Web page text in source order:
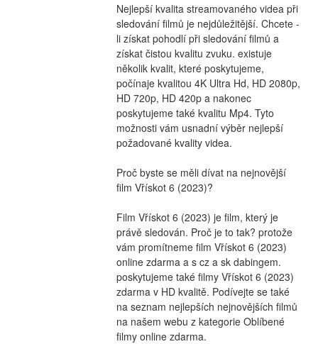
Nejlepší kvalita streamovaného videa při
sledování filmů je nejdůležitější. Chcete -
li získat pohodlí při sledování filmů a
získat čistou kvalitu zvuku. existuje
několik kvalit, které poskytujeme,
počínaje kvalitou 4K Ultra Hd, HD 2080p,
HD 720p, HD 420p a nakonec
poskytujeme také kvalitu Mp4. Tyto
možnosti vám usnadní výběr nejlepší
požadované kvality videa.
Proč byste se měli dívat na nejnovější
film Vřískot 6 (2023)?
Film Vřískot 6 (2023) je film, který je
právě sledován. Proč je to tak? protože
vám promítneme film Vřískot 6 (2023)
online zdarma a s cz a sk dabingem.
poskytujeme také filmy Vřískot 6 (2023)
zdarma v HD kvalitě. Podívejte se také
na seznam nejlepších nejnovějších filmů
na našem webu z kategorie Oblíbené
filmy online zdarma.